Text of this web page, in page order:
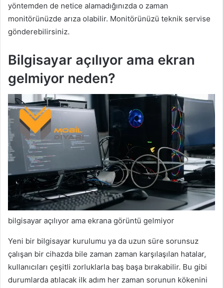
yöntemden de netice alamadığınızda o zaman
monitörünüzde arıza olabilir. Monitörünüzü teknik servise
gönderebilirsiniz.
Bilgisayar açılıyor ama ekran
gelmiyor neden?
bilgisayar açılıyor ama ekrana görüntü gelmiyor
Yeni bir bilgisayar kurulumu ya da uzun süre sorunsuz
çalışan bir cihazda bile zaman zaman karşılaşılan hatalar,
kullanıcıları çeşitli zorluklarla baş başa bırakabilir. Bu gibi
durumlarda atılacak ilk adım her zaman sorunun kökenini